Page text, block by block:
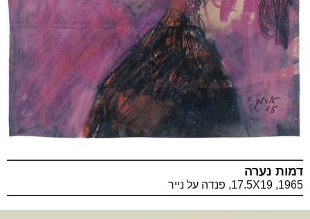
דמות נערה
1965, 17.5X19, פנדה על נייר